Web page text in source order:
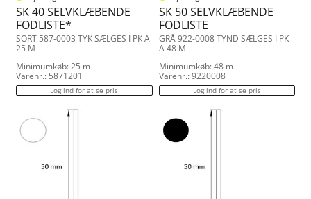
SK 40 SELVKLÆBENDE
FODLISTE*
SORT 587-0003 TYK SÆLGES I PK A
25 M
Minimumkøb: 25 m
Varenr.: 5871201
Log ind for at se pris
SK 50 SELVKLÆBENDE
FODLISTE
GRÅ 922-0008 TYND SÆLGES I PK
A 48 M
Minimumkøb: 48 m
Varenr.: 9220008
Log ind for at se pris